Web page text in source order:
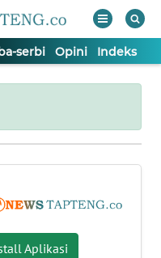
serbi Opini Indeks
Aplikasi